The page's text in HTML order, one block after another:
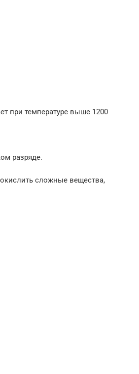
при температуре выше 1200
разряде.
сложные вещества,